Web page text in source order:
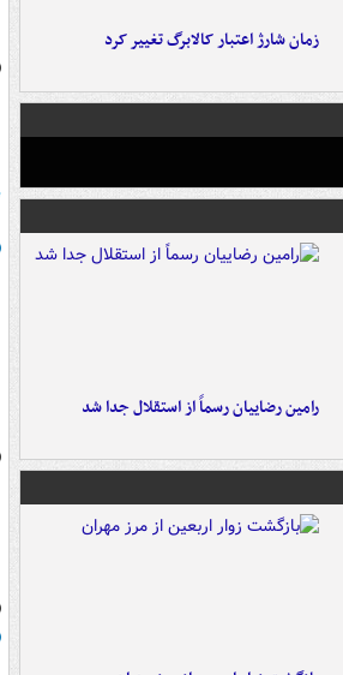
زمان شارژ اعتبار کالابرگ تغییر کرد
رامین رضاییان رسماً از استقلال جدا شد